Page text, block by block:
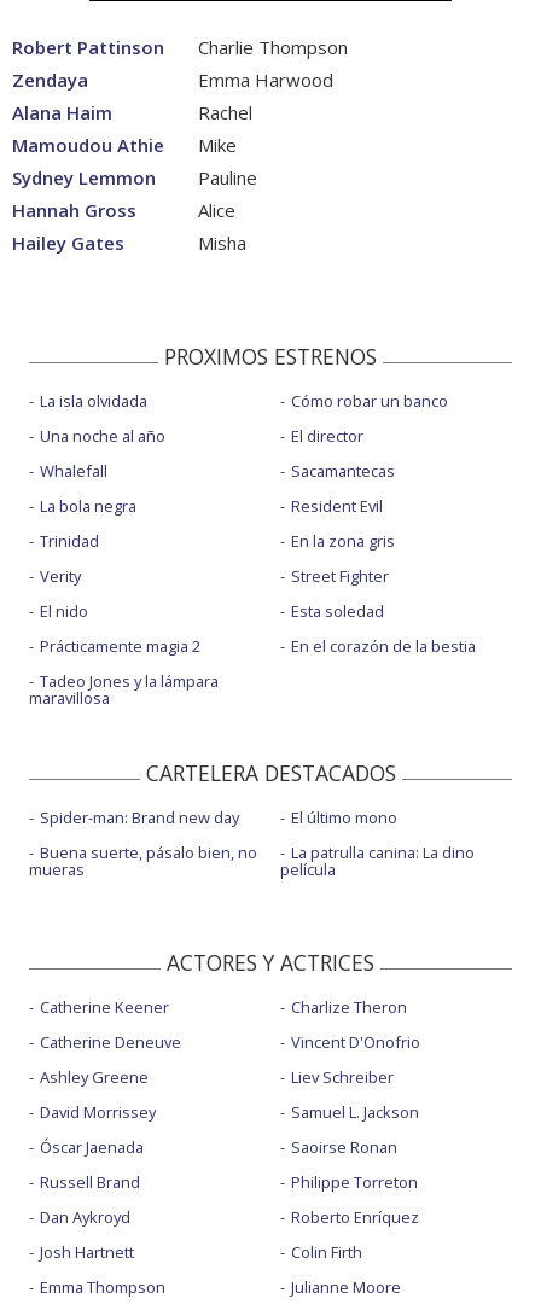
Robert Pattinson
Charlie Thompson
Zendaya
Emma Harwood
Alana Haim
Rachel
Mamoudou Athie
Mike
Sydney Lemmon
Pauline
Hannah Gross
Alice
Hailey Gates
Misha
PROXIMOS ESTRENOS
La isla olvidada
Una noche al año
Whalefall
La bola negra
Trinidad
Verity
El nido
Prácticamente magia 2
Tadeo Jones y la lámpara
maravillosa
Cómo robar un banco
El director
Sacamantecas
Resident Evil
En la zona gris
Street Fighter
Esta soledad
En el corazón de la bestia
CARTELERA DESTACADOS
Spider-man: Brand new day
Buena suerte, pásalo bien, no
mueras
El último mono
La patrulla canina: La dino
película
ACTORES Y ACTRICES
Catherine Keener
Catherine Deneuve
Ashley Greene
David Morrissey
Óscar Jaenada
Russell Brand
Dan Aykroyd
Josh Hartnett
Emma Thompson
Charlize Theron
Vincent D'Onofrio
Liev Schreiber
Samuel L. Jackson
Saoirse Ronan
Philippe Torreton
Roberto Enríquez
Colin Firth
Julianne Moore